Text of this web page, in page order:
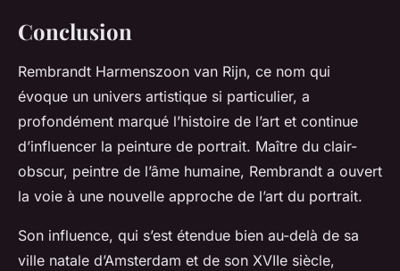
Conclusion
Rembrandt Harmenszoon van Rijn, ce nom qui
évoque un univers artistique si particulier, a
profondément marqué l’histoire de l’art et continue
d’influencer la peinture de portrait. Maître du clair-
obscur, peintre de l’âme humaine, Rembrandt a ouvert
la voie à une nouvelle approche de l’art du portrait.
Son influence, qui s’est étendue bien au-delà de sa
ville natale d’Amsterdam et de son XVIIe siècle,